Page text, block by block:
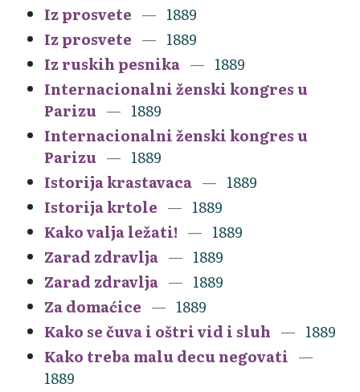
Iz prosvete
1889
Iz prosvete
1889
Iz ruskih pesnika
1889
Internacionalni ženski kongres u
Parizu
1889
Internacionalni ženski kongres u
Parizu
1889
Istorija krastavaca
1889
Istorija krtole
1889
Kako valja ležati!
1889
Zarad zdravlja
1889
Zarad zdravlja
1889
Za domaćice
1889
Kako se čuva i oštri vid i sluh
1889
Kako treba malu decu negovati
1889